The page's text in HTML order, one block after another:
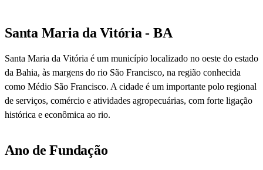
Santa Maria da Vitória - BA
Santa Maria da Vitória é um município localizado no oeste do estado
da Bahia, às margens do rio São Francisco, na região conhecida
como Médio São Francisco. A cidade é um importante polo regional
de serviços, comércio e atividades agropecuárias, com forte ligação
histórica e econômica ao rio.
Ano de Fundação